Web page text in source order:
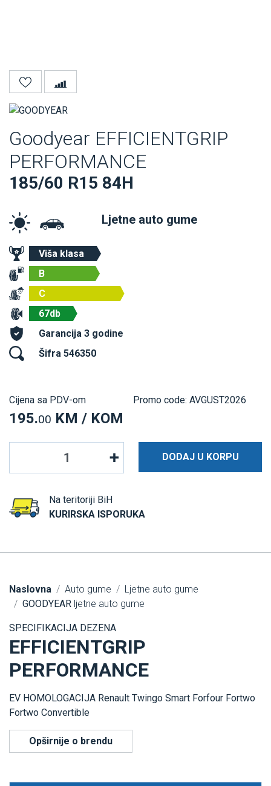
Goodyear EFFICIENTGRIP
PERFORMANCE
185/60 R15 84H
Ljetne auto gume
Viša klasa
B
C
67db
Garancija 3 godine
Šifra 546350
Cijena sa PDV-om
195.00 KM / KOM
Promo code: AVGUST2026
DODAJ U KORPU
Na teritoriji BiH
KURIRSKA ISPORUKA
Naslovna Auto gume
Ljetne auto gume
GOODYEAR ljetne auto gume
SPECIFIKACIJA DEZENA
EFFICIENTGRIP
PERFORMANCE
EV HOMOLOGACIJA Renault Twingo Smart Forfour Fortwo
Fortwo Convertible
Opširnije o brendu